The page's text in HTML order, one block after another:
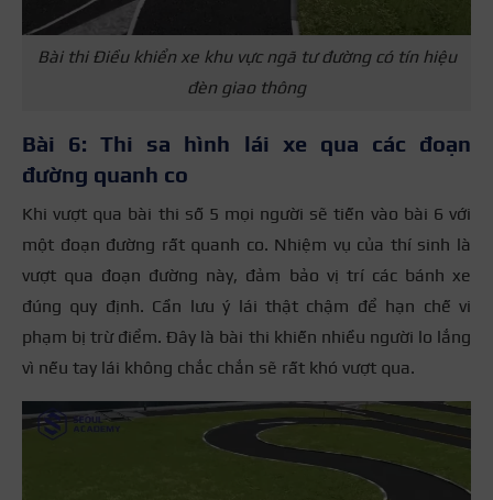
Bài thi Điều khiển xe khu vực ngã tư đường có tín hiệu
đèn giao thông
Bài 6: Thi sa hình lái xe qua các đoạn
đường quanh co
Khi vượt qua bài thi số 5 mọi người sẽ tiến vào bài 6 với
một đoạn đường rất quanh co. Nhiệm vụ của thí sinh là
vượt qua đoạn đường này, đảm bảo vị trí các bánh xe
đúng quy định. Cần lưu ý lái thật chậm để hạn chế vi
phạm bị trừ điểm. Đây là bài thi khiến nhiều người lo lắng
vì nếu tay lái không chắc chắn sẽ rất khó vượt qua.